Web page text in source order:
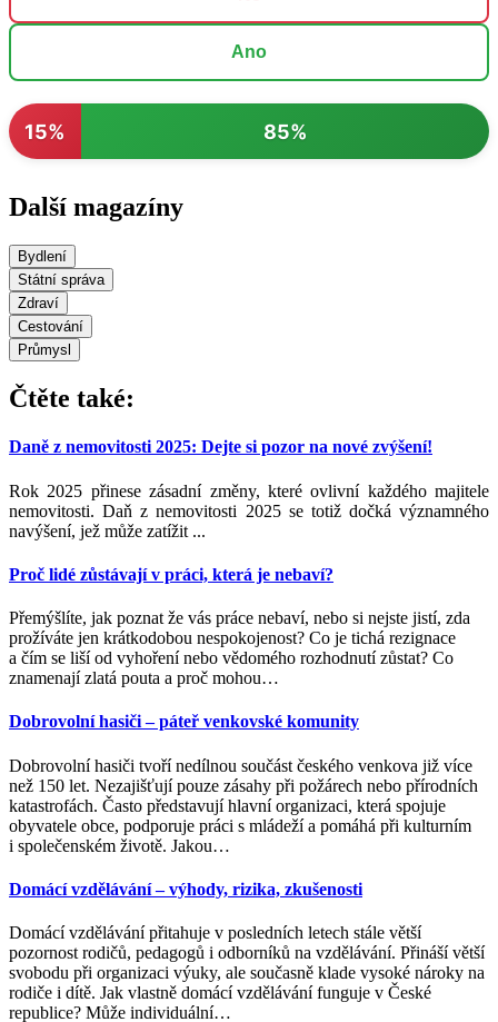
Ano
15% 85%
Další magazíny
Bydlení
Státní správa
Zdraví
Cestování
Průmysl
Čtěte také:
Daně z nemovitosti 2025: Dejte si pozor na nové zvýšení!
Rok 2025 přinese zásadní změny, které ovlivní každého majitele
nemovitosti. Daň z nemovitosti 2025 se totiž dočká významného
navýšení, jež může zatížit ...
Proč lidé zůstávají v práci, která je nebaví?
Přemýšlíte, jak poznat že vás práce nebaví, nebo si nejste jistí, zda
prožíváte jen krátkodobou nespokojenost? Co je tichá rezignace
a čím se liší od vyhoření nebo vědomého rozhodnutí zůstat? Co
znamenají zlatá pouta a proč mohou…
Dobrovolní hasiči – páteř venkovské komunity
Dobrovolní hasiči tvoří nedílnou součást českého venkova již více
než 150 let. Nezajišťují pouze zásahy při požárech nebo přírodních
katastrofách. Často představují hlavní organizaci, která spojuje
obyvatele obce, podporuje práci s mládeží a pomáhá při kulturním
i společenském životě. Jakou…
Domácí vzdělávání – výhody, rizika, zkušenosti
Domácí vzdělávání přitahuje v posledních letech stále větší
pozornost rodičů, pedagogů i odborníků na vzdělávání. Přináší větší
svobodu při organizaci výuky, ale současně klade vysoké nároky na
rodiče i dítě. Jak vlastně domácí vzdělávání funguje v České
republice? Může individuální…